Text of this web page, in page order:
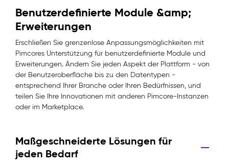
Benutzerdefinierte Module &amp;
Erweiterungen
Erschließen Sie grenzenlose Anpassungsmöglichkeiten mit
Pimcores Unterstützung für benutzerdefinierte Module und
Erweiterungen. Ändern Sie jeden Aspekt der Plattform - von
der Benutzeroberfläche bis zu den Datentypen -
entsprechend Ihrer Branche oder Ihren Bedürfnissen, und
teilen Sie Ihre Innovationen mit anderen Pimcore-Instanzen
oder im Marketplace.
Maßgeschneiderte Lösungen für
jeden Bedarf